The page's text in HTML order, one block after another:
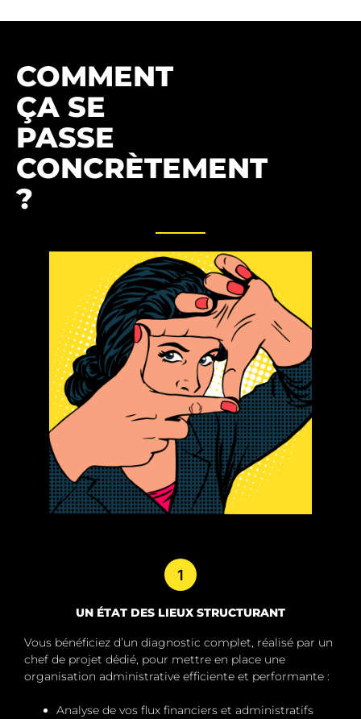
COMMENT
ÇA SE
PASSE
CONCRÈTEMENT
?
1
UN ÉTAT DES LIEUX STRUCTURANT
Vous bénéficiez d’un diagnostic complet, réalisé par un
chef de projet dédié, pour mettre en place une
organisation administrative efficiente et performante :
Analyse de vos flux financiers et administratifs